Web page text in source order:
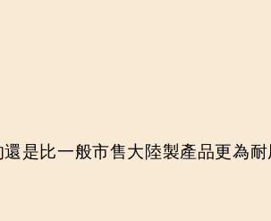
是比一般市售大陸製產品更為耐